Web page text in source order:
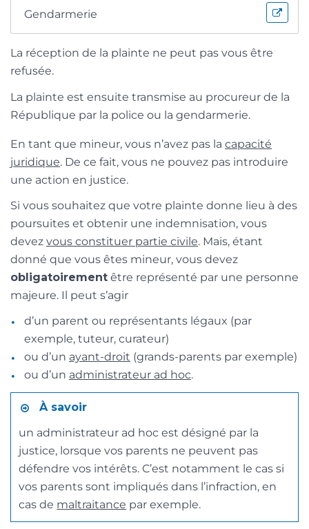
Gendarmerie
La réception de la plainte ne peut pas vous être
refusée.
La plainte est ensuite transmise au procureur de la
République par la police ou la gendarmerie.
En tant que mineur, vous n’avez pas la capacité
juridique. De ce fait, vous ne pouvez pas introduire
une action en justice.
Si vous souhaitez que votre plainte donne lieu à des
poursuites et obtenir une indemnisation, vous
devez vous constituer partie civile. Mais, étant
donné que vous êtes mineur, vous devez
obligatoirement être représenté par une personne
majeure. Il peut s’agir
d’un parent ou représentants légaux (par
exemple, tuteur, curateur)
ou d’un ayant-droit (grands-parents par exemple)
ou d’un administrateur ad hoc.
À savoir
un administrateur ad hoc est désigné par la
justice, lorsque vos parents ne peuvent pas
défendre vos intérêts. C’est notamment le cas si
vos parents sont impliqués dans l’infraction, en
cas de maltraitance par exemple.